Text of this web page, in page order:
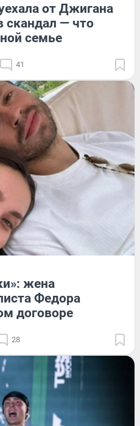
от Джигана
скандал — что
семье
41
жена
Федора
договоре
28